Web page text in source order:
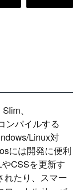
、
ンパイルする
Linux対
には開発に便利
CSSを更新す
れたり、スマー